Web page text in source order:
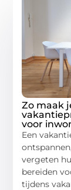
Zo maak
voor
Een
vergeten
bereiden
tijdens